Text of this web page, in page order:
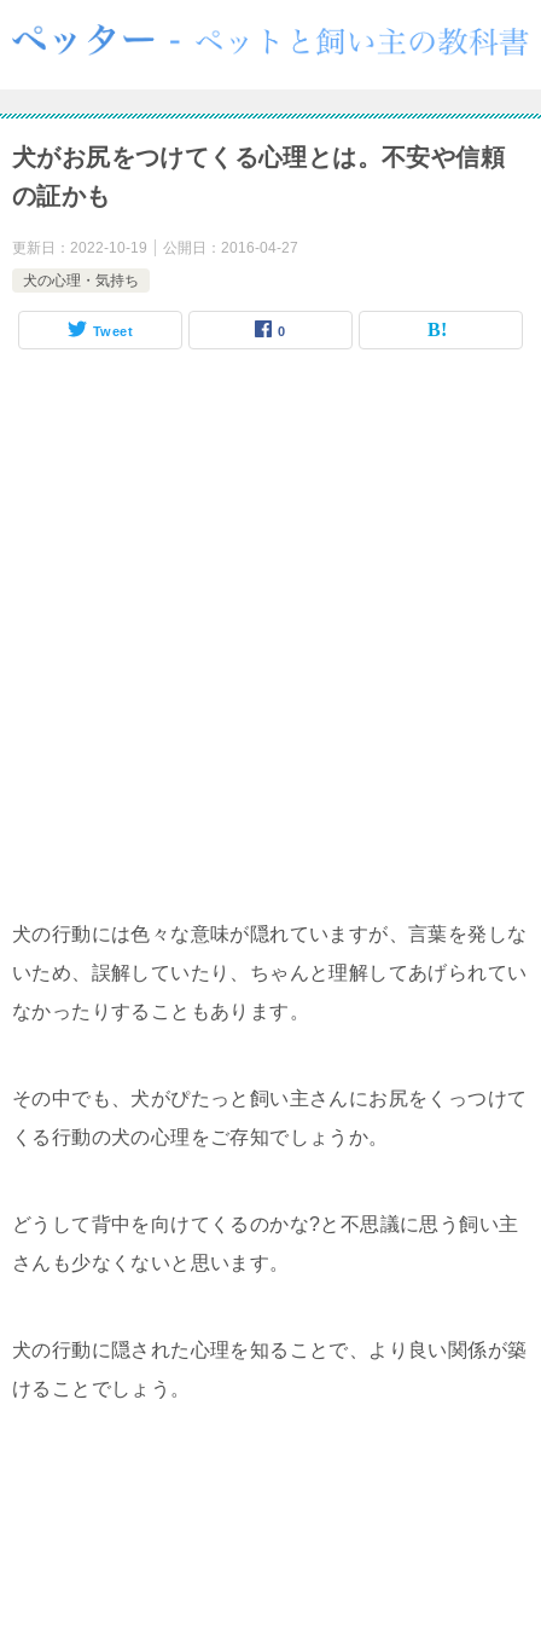
犬がお尻をつけてくる心理とは。不安や信頼
の証かも
更新日： 2022-10-19 公開日： 2016-04-27
犬の心理・気持ち
Tweet 0
犬の行動には色々な意味が隠れていますが、言葉を発しな
いため、誤解していたり、ちゃんと理解してあげられてい
なかったりすることもあります。
その中でも、犬がぴたっと飼い主さんにお尻をくっつけて
くる行動の犬の心理をご存知でしょうか。
どうして背中を向けてくるのかな?と不思議に思う飼い主
さんも少なくないと思います。
犬の行動に隠された心理を知ることで、より良い関係が築
けることでしょう。